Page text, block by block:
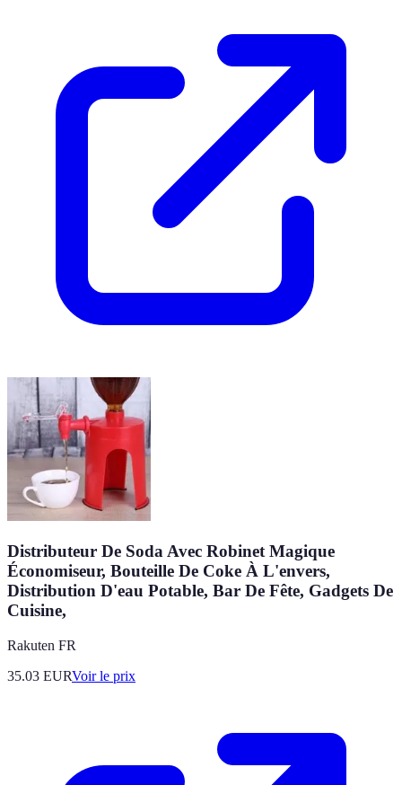
Distributeur De Soda Avec Robinet Magique
Économiseur, Bouteille De Coke À L'envers,
Distribution D'eau Potable, Bar De Fête, Gadgets De
Cuisine,
Rakuten FR
35.03 EURVoir le prix